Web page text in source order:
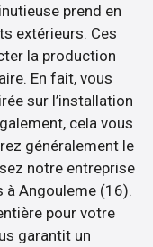
prend en
extérieurs. Ces
la production
En fait, vous
sur l’installation
cela vous
généralement le
notre entreprise
à Angouleme (16).
pour votre
garantit un